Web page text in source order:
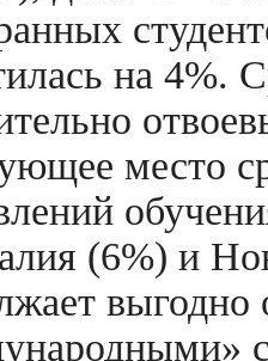
на 4%.
место
(6%) и
выгодно